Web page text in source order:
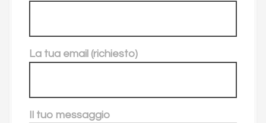
La tua email (richiesto)
Il tuo messaggio